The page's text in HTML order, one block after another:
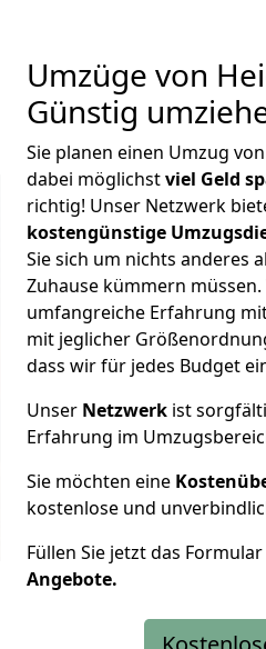
Umzüge von
Günstig
Sie planen einen Umzug
dabei möglichstviel Geld
richtig! Unser Netzwerk
kostengünstige
Sie sich um nichts anderes
Zuhause kümmern
umfangreiche Erfahrung
mit jeglicher
dass wir für jedes Budget
Unser Netzwerk ist
Erfahrung im
Sie möchten eine
kostenlose und
Füllen Sie jetzt das
Angebote.